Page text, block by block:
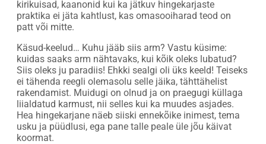
kirikuisad, kaanonid kui ka jätkuv hingekarjaste
praktika ei jäta kahtlust, kas omasooiharad teod on
patt või mitte.
Käsud-keelud… Kuhu jääb siis arm? Vastu küsime:
kuidas saaks arm nähtavaks, kui kõik oleks lubatud?
Siis oleks ju paradiis! Ehkki sealgi oli üks keeld! Teiseks
ei tähenda reegli olemasolu selle jäika, tähttähelist
rakendamist. Muidugi on olnud ja on praegugi küllaga
liialdatud karmust, nii selles kui ka muudes asjades.
Hea hingekarjane näeb siiski ennekõike inimest, tema
usku ja püüdlusi, ega pane talle peale üle jõu käivat
koormat.